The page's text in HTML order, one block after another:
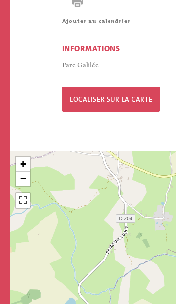
Ajouter au calendrier
INFORMATIONS
Parc Galilée
LOCALISER SUR LA CARTE
+
−